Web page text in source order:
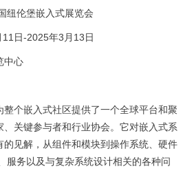
纽伦堡嵌入式展览会
11日-2025年3月13日
中心
个嵌入式社区提供了一个全球平台和聚
关键参与者和行业协会。它对嵌入式系
见解，从组件和模块到操作系统、硬件
服务以及与复杂系统设计相关的各种问